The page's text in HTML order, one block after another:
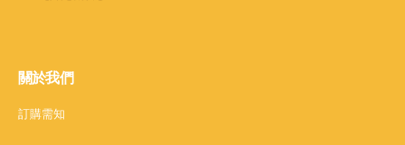
關於我們
訂購需知